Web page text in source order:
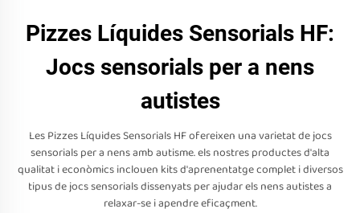
Pizzes Líquides Sensorials HF:
Jocs sensorials per a nens
autistes
Les Pizzes Líquides Sensorials HF ofereixen una varietat de jocs
sensorials per a nens amb autisme. els nostres productes d'alta
qualitat i econòmics inclouen kits d'aprenentatge complet i diversos
tipus de jocs sensorials dissenyats per ajudar els nens autistes a
relaxar-se i apendre eficaçment.